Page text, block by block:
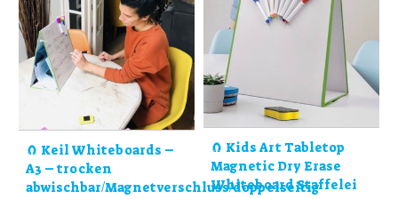
🧲 Keil Whiteboards –
A3 – trocken
abwischbar/Magnetverschluss/doppelseitig
🧲 Kids Art Tabletop
Magnetic Dry Erase
Whiteboard Staffelei